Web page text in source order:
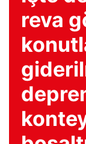
reva